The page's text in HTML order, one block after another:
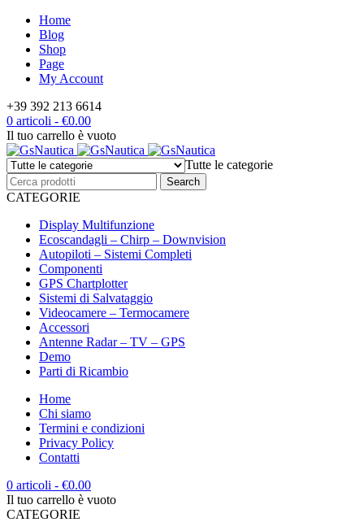
Home
Blog
Shop
Page
My Account
+39 392 213 6614
0 articoli - €0.00
Il tuo carrello è vuoto
Tutte le categorie
CATEGORIE
Display Multifunzione
Ecoscandagli – Chirp – Downvision
Autopiloti – Sistemi Completi
Componenti
GPS Chartplotter
Sistemi di Salvataggio
Videocamere – Termocamere
Accessori
Antenne Radar – TV – GPS
Demo
Parti di Ricambio
Home
Chi siamo
Termini e condizioni
Privacy Policy
Contatti
0 articoli - €0.00
Il tuo carrello è vuoto
CATEGORIE